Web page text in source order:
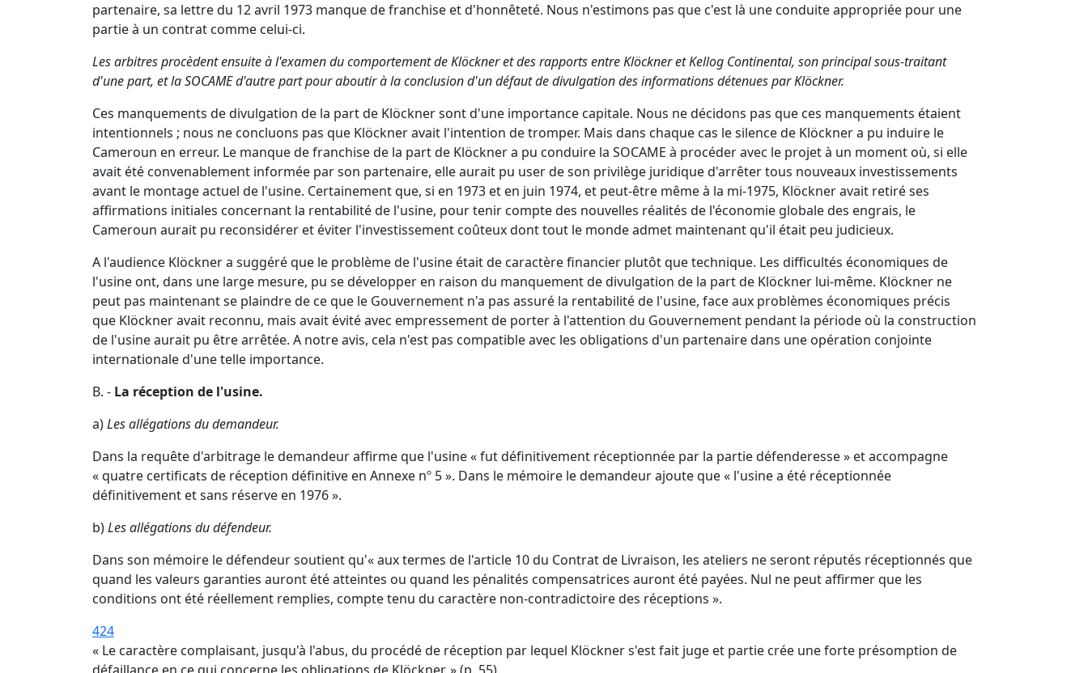
partenaire, sa lettre du 12 avril 1973 manque de franchise et d'honnêteté. Nous n'estimons pas que c'est là une conduite appropriée pour une
partie à un contrat comme celui-ci.
Les arbitres procèdent ensuite à l'examen du comportement de Klöckner et des rapports entre Klöckner et Kellog Continental, son principal sous-traitant
d'une part, et la SOCAME d'autre part pour aboutir à la conclusion d'un défaut de divulgation des informations détenues par Klöckner.
Ces manquements de divulgation de la part de Klöckner sont d'une importance capitale. Nous ne décidons pas que ces manquements étaient
intentionnels ; nous ne concluons pas que Klöckner avait l'intention de tromper. Mais dans chaque cas le silence de Klöckner a pu induire le
Cameroun en erreur. Le manque de franchise de la part de Klöckner a pu conduire la SOCAME à procéder avec le projet à un moment où, si elle
avait été convenablement informée par son partenaire, elle aurait pu user de son privilège juridique d'arrêter tous nouveaux investissements
avant le montage actuel de l'usine. Certainement que, si en 1973 et en juin 1974, et peut-être même à la mi-1975, Klöckner avait retiré ses
affirmations initiales concernant la rentabilité de l'usine, pour tenir compte des nouvelles réalités de l'économie globale des engrais, le
Cameroun aurait pu reconsidérer et éviter l'investissement coûteux dont tout le monde admet maintenant qu'il était peu judicieux.
A l'audience Klöckner a suggéré que le problème de l'usine était de caractère financier plutôt que technique. Les difficultés économiques de
l'usine ont, dans une large mesure, pu se développer en raison du manquement de divulgation de la part de Klöckner lui-même. Klöckner ne
peut pas maintenant se plaindre de ce que le Gouvernement n'a pas assuré la rentabilité de l'usine, face aux problèmes économiques précis
que Klöckner avait reconnu, mais avait évité avec empressement de porter à l'attention du Gouvernement pendant la période où la construction
de l'usine aurait pu être arrêtée. A notre avis, cela n'est pas compatible avec les obligations d'un partenaire dans une opération conjointe
internationale d'une telle importance.
B. - La réception de l'usine.
a)Les allégations du demandeur.
Dans la requête d'arbitrage le demandeur affirme que l'usine « fut définitivement réceptionnée par la partie défenderesse » et accompagne
« quatre certificats de réception définitive en Annexe nº 5 ». Dans le mémoire le demandeur ajoute que « l'usine a été réceptionnée
définitivement et sans réserve en 1976 ».
b)Les allégations du défendeur.
Dans son mémoire le défendeur soutient qu'« aux termes de l'article 10 du Contrat de Livraison, les ateliers ne seront réputés réceptionnés que
quand les valeurs garanties auront été atteintes ou quand les pénalités compensatrices auront été payées. Nul ne peut affirmer que les
conditions ont été réellement remplies, compte tenu du caractère non-contradictoire des réceptions ».
424
« Le caractère complaisant, jusqu'à l'abus, du procédé de réception par lequel Klöckner s'est fait juge et partie crée une forte présomption de